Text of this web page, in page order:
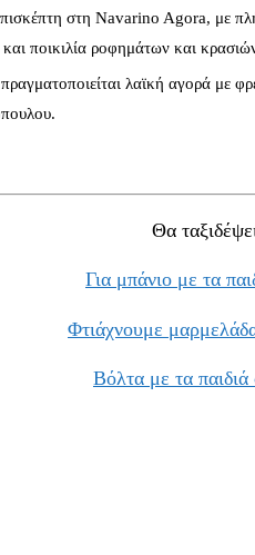
στη Navarino Agora, με
ποικιλία ροφημάτων και
λαϊκή αγορά με
Θα
Για μπάνιο με τα
Φτιάχνουμε
Βόλτα με τα